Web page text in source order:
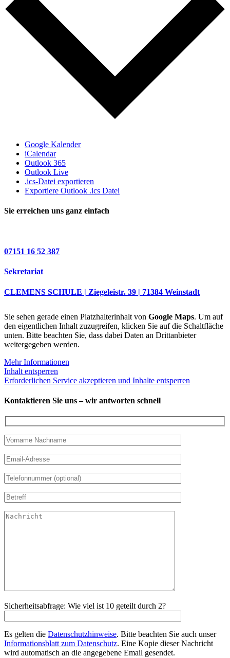
Google Kalender
iCalendar
Outlook 365
Outlook Live
.ics-Datei exportieren
Exportiere Outlook .ics Datei
Sie erreichen uns ganz einfach
07151 16 52 387
Sekretariat
CLEMENS SCHULE | Ziegeleistr. 39 | 71384 Weinstadt
Sie sehen gerade einen Platzhalterinhalt von Google Maps. Um auf
den eigentlichen Inhalt zuzugreifen, klicken Sie auf die Schaltfläche
unten. Bitte beachten Sie, dass dabei Daten an Drittanbieter
weitergegeben werden.
Mehr Informationen
Inhalt entsperren
Erforderlichen Service akzeptieren und Inhalte entsperren
Kontaktieren Sie uns – wir antworten schnell
Sicherheitsabfrage: Wie viel ist 10 geteilt durch 2?
Es gelten die Datenschutzhinweise. Bitte beachten Sie auch unser
Informationsblatt zum Datenschutz. Eine Kopie dieser Nachricht
wird automatisch an die angegebene Email gesendet.